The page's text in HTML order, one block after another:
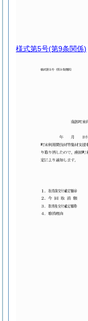
様式第5号(第9条関係)